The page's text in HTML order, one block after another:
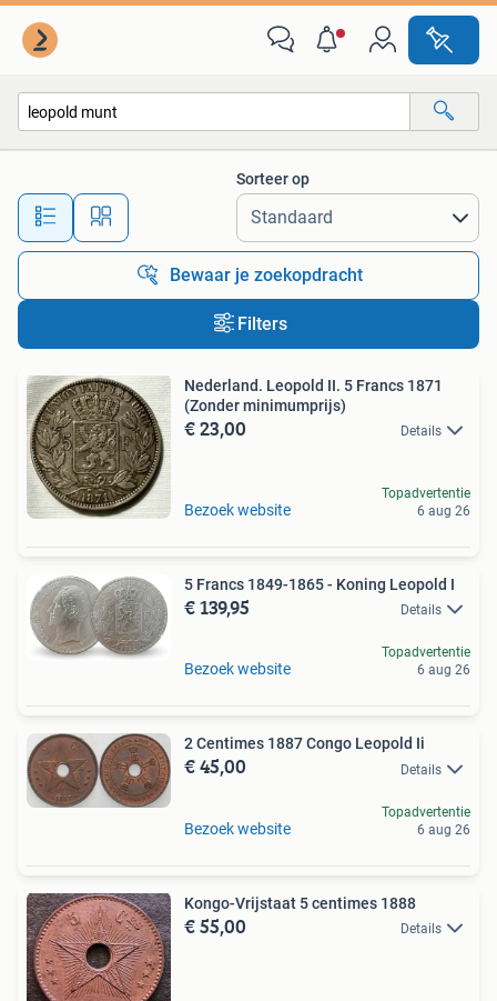
Alle afstanden…
Sorteer op
Bewaar je zoekopdracht
Filters
Nederland. Leopold II. 5 Francs 1871
(Zonder minimumprijs)
€ 23,00 Details
Bezoek website
Topadvertentie
6 aug 26
5 Francs 1849-1865 - Koning Leopold I
€ 139,95 Details
Bezoek website
Topadvertentie
6 aug 26
2 Centimes 1887 Congo Leopold Ii
€ 45,00 Details
Bezoek website
Topadvertentie
6 aug 26
Kongo-Vrijstaat 5 centimes 1888
€ 55,00 Details